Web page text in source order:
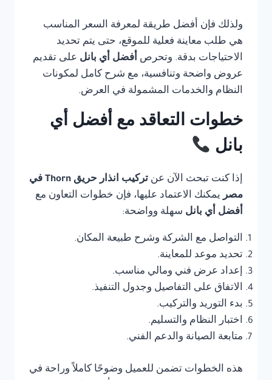
ولذلك فإن أفضل طريقة لمعرفة السعر المناسب
هي طلب معاينة فعلية للموقع، حتى يتم تحديد
الاحتياجات بدقة. وتحرص أفضل أي بانل على تقديم
عروض واضحة وتنافسية، مع شرح كامل لمكونات
النظام والخدمات المشمولة في العرض.
خطوات التعاقد مع أفضل أي
بانل
إذا كنت تبحث الآن عن
تركيب انذار حريق Thorn في
مصر يمكنك الاعتماد عليها، فإن خطوات التعاون مع
أفضل أي بانل سهلة وواضحة:
التواصل مع الشركة وشرح طبيعة المكان.
تحديد موعد للمعاينة.
إعداد عرض فني ومالي مناسب.
الاتفاق على التفاصيل وجدول التنفيذ.
بدء التوريد والتركيب.
اختبار النظام والتسليم.
متابعة الصيانة والدعم الفني.
هذه الخطوات تضمن للعميل وضوحًا كاملاً وراحة في